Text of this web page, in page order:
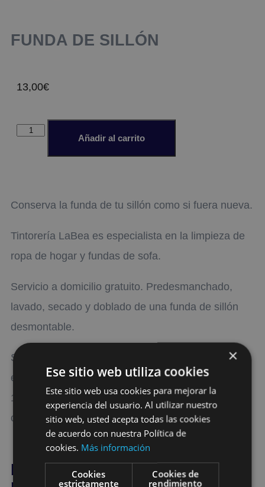
FUNDA DE SILLÓN
13,00€
Añadir al carrito
Conserva la funda de tu sillón como si fuera nueva.
Tintorería LaBea es especialista en la limpieza de
ropa de hogar y fundas de sofa.
Servicio a domicilio gratuito. Predesmanchado,
lavado, secado y doblado de una funda de sillón
desmontable.
Si tu funda no es desmontable y necesitas limpiar
el sillon sin moverlo de tu casa, llámanos al 963
142 917 y te daremos el contacto de nuestro
colaborador.
Los clientes que vieron este
×
Ese sitio web utiliza cookies
Este sitio web usa cookies para mejorar la
experiencia del usuario. Al utilizar nuestro
sitio web, usted acepta todas las cookies
de acuerdo con nuestra Política de
cookies. Más información
Cookies
estrictamente
Cookies de
rendimiento